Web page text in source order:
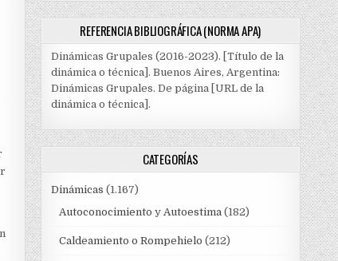
REFERENCIA BIBLIOGRÁFICA (NORMA APA)
Dinámicas Grupales (2016-2023). [Título de la
dinámica o técnica]. Buenos Aires, Argentina:
Dinámicas Grupales. De página [URL de la
dinámica o técnica].
CATEGORÍAS
Dinámicas (1.167)
Autoconocimiento y Autoestima(182)
Caldeamiento o Rompehielo (212)